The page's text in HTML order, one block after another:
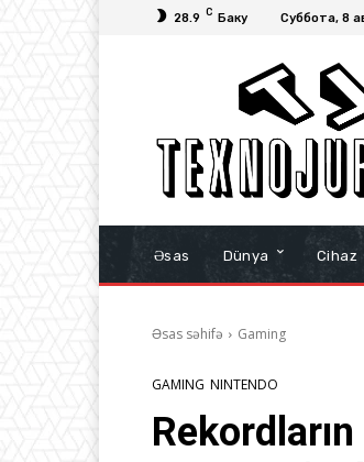
28.9 C Баку Суббота, 8
Əsas Dünya Cihaz
Əsas səhifə Gaming
GAMING NINTENDO